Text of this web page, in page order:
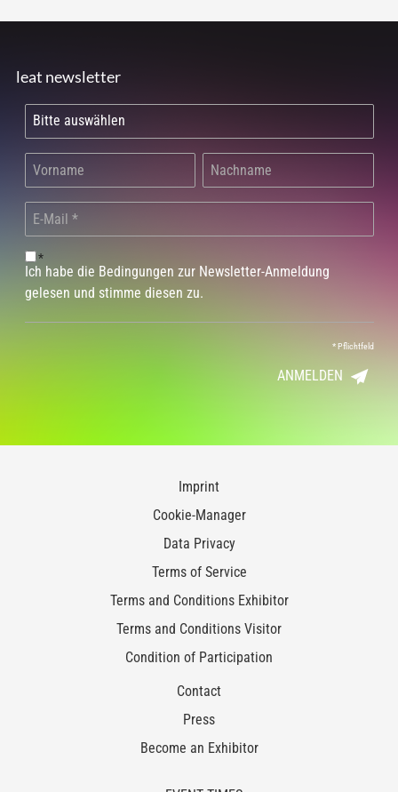
leat newsletter
*
Ich habe die Bedingungen zur Newsletter-Anmeldung
gelesen und stimme diesen zu.
*Pflichtfeld
ANMELDEN
Imprint
Cookie-Manager
Data Privacy
Terms of Service
Terms and Conditions Exhibitor
Terms and Conditions Visitor
Condition of Participation
Contact
Press
Become an Exhibitor